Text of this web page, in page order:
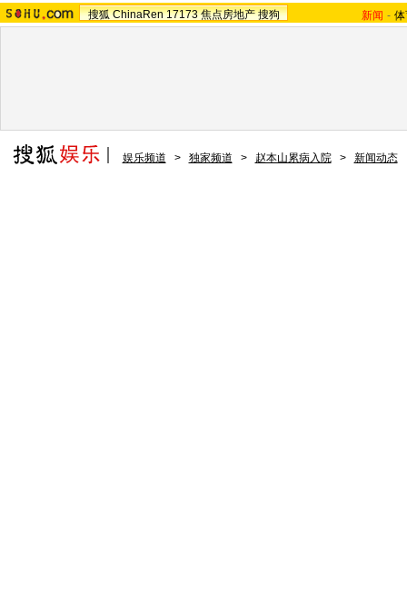
搜狐 ChinaRen 17173 焦点房地产 搜狗 新闻 -
娱乐频道 > 独家频道 > 赵本山累病入院 > 新闻动态